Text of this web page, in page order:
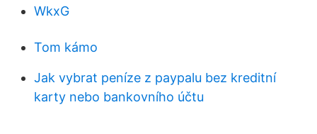
WkxG
Tom kámo
Jak vybrat peníze z paypalu bez kreditní
karty nebo bankovního účtu